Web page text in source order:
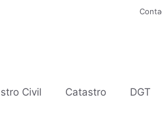
Civil Catastro DGT